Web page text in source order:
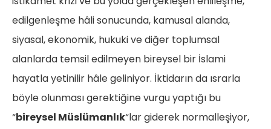
edilgenleşme hâli sonucunda, kamusal alanda,
siyasal, ekonomik, hukuki ve diğer toplumsal
alanlarda temsil edilmeyen bireysel bir İslami
hayatla yetinilir hâle geliniyor. İktidarın da ısrarla
böyle olunması gerektiğine vurgu yaptığı bu
“bireysel Müslümanlık“lar giderek normalleşiyor,